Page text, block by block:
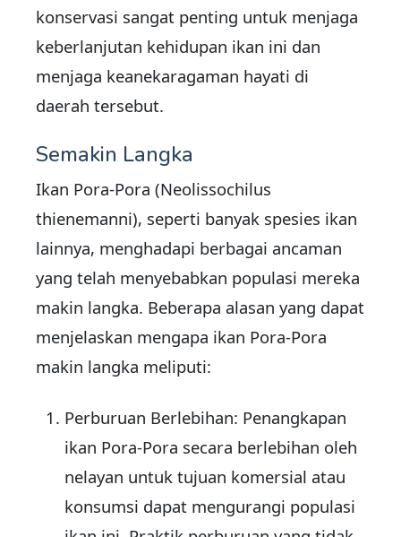
konservasi sangat penting untuk menjaga
keberlanjutan kehidupan ikan ini dan
menjaga keanekaragaman hayati di
daerah tersebut.
Semakin Langka
Ikan Pora-Pora (Neolissochilus
thienemanni), seperti banyak spesies ikan
lainnya, menghadapi berbagai ancaman
yang telah menyebabkan populasi mereka
makin langka. Beberapa alasan yang dapat
menjelaskan mengapa ikan Pora-Pora
makin langka meliputi:
Perburuan Berlebihan: Penangkapan
ikan Pora-Pora secara berlebihan oleh
nelayan untuk tujuan komersial atau
konsumsi dapat mengurangi populasi